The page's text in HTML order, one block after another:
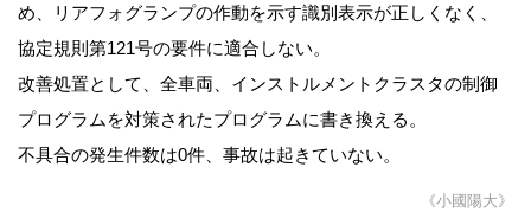
め、リアフォグランプの作動を示す識別表示が正しくなく、
協定規則第121号の要件に適合しない。
改善処置として、全車両、インストルメントクラスタの制御
プログラムを対策されたプログラムに書き換える。
不具合の発生件数は0件、事故は起きていない。
《小國陽大》